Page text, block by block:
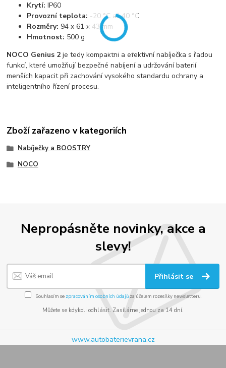
Krytí: IP60
Provozní teplota: -20 °C až 40 °C
Rozměry: 94 x 61 x 43 mm
Hmotnost: 500 g
NOCO Genius 2 je tedy kompaktní a efektivní nabíječka s řadou
funkcí, které umožňují bezpečné nabíjení a udržování baterií
menších kapacit při zachování vysokého standardu ochrany a
inteligentního řízení procesu.
Zboží zařazeno v kategoriích
Nabíječky a BOOSTRY
NOCO
Nepropásněte novinky, akce a
slevy!
Přihlásit se
Souhlasím se zpracováním osobních údajůza účelem rozesílky newsletteru.
Můžete se kdykoli odhlásit. Zasíláme jednou za 14 dní.
www.autobaterievrana.cz